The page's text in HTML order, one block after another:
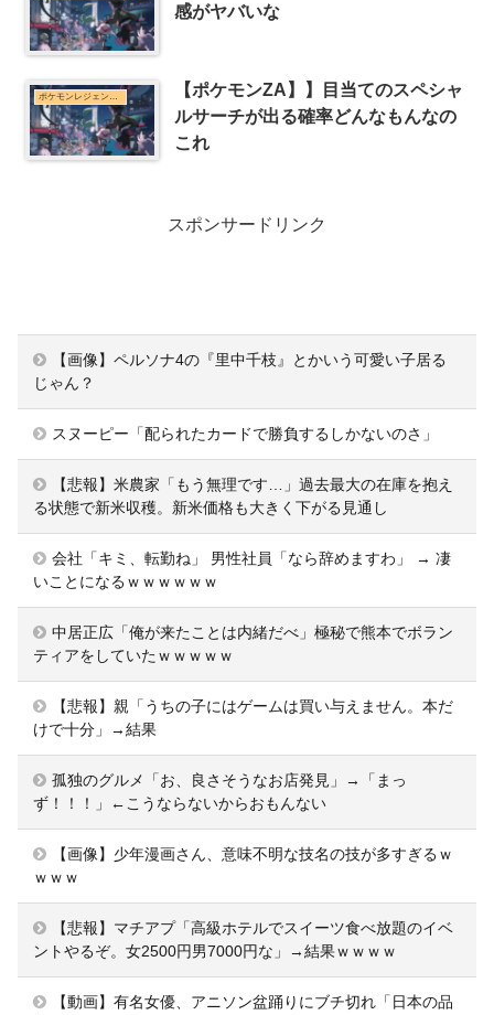
感がヤバいな
ポケモンレジェンズZ-Aまとめ
【ポケモンZA】】目当てのスペシャ
ルサーチが出る確率どんなもんなの
これ
スポンサードリンク
【画像】ペルソナ4の『里中千枝』とかいう可愛い子居る
じゃん？
スヌーピー「配られたカードで勝負するしかないのさ」
【悲報】米農家「もう無理です…」過去最大の在庫を抱え
る状態で新米収穫。新米価格も大きく下がる見通し
会社「キミ、転勤ね」 男性社員「なら辞めますわ」 → 凄
いことになるｗｗｗｗｗｗ
中居正広「俺が来たことは内緒だべ」極秘で熊本でボラン
ティアをしていたｗｗｗｗｗ
【悲報】親「うちの子にはゲームは買い与えません。本だ
けで十分」→結果
孤独のグルメ「お、良さそうなお店発見」→「まっ
ず！！！」←こうならないからおもんない
【画像】少年漫画さん、意味不明な技名の技が多すぎるｗ
ｗｗｗ
【悲報】マチアプ「高級ホテルでスイーツ食べ放題のイベ
ントやるぞ。女2500円男7000円な」→結果ｗｗｗｗ
【動画】有名女優、アニソン盆踊りにブチ切れ「日本の品